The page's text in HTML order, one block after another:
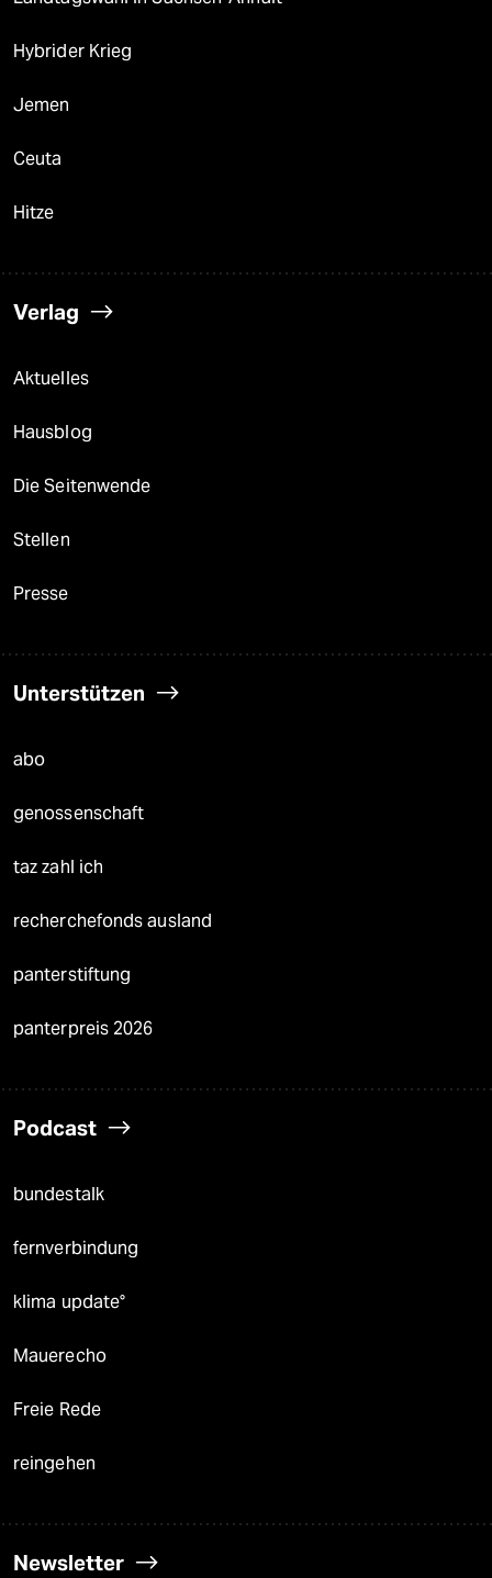
Hybrider Krieg
Jemen
Ceuta
Hitze
Verlag
Aktuelles
Hausblog
Die Seitenwende
Stellen
Presse
Unterstützen
abo
genossenschaft
taz zahl ich
recherchefonds ausland
panterstiftung
panterpreis 2026
Podcast
bundestalk
fernverbindung
klima update°
Mauerecho
Freie Rede
reingehen
Newsletter